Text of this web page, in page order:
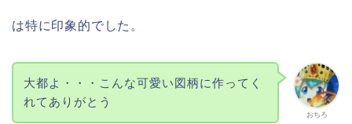
は特に印象的でした。
おちろ
大都よ・・・こんな可愛い図柄に作ってく
れてありがとう